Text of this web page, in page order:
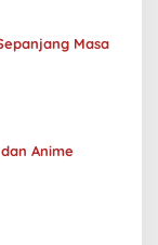
Masa
Anime